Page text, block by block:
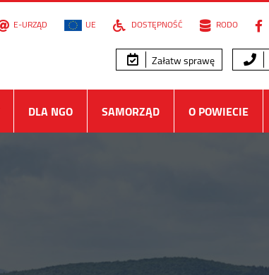
E-URZĄD UE DOSTĘPNOŚĆ RODO
Załatw sprawę
DLA NGO SAMORZĄD O POWIECIE